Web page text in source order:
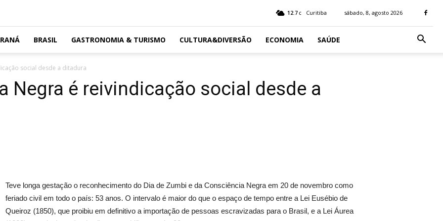
12.7 C Curitiba sábado, 8, agosto 2026
BRASIL GASTRONOMIA & TURISMO CULTURA&DIVERSÃO ECONOMIA SAÚDE
social desde a ditadura
Negra é reivindicação social desde a
Teve longa gestação o reconhecimento do Dia de Zumbi e da Consciência Negra em 20 de novembro como
feriado civil em todo o país: 53 anos. O intervalo é maior do que o espaço de tempo entre a Lei Eusébio de
Queiroz (1850), que proibiu em definitivo a importação de pessoas escravizadas para o Brasil, e a Lei Áurea